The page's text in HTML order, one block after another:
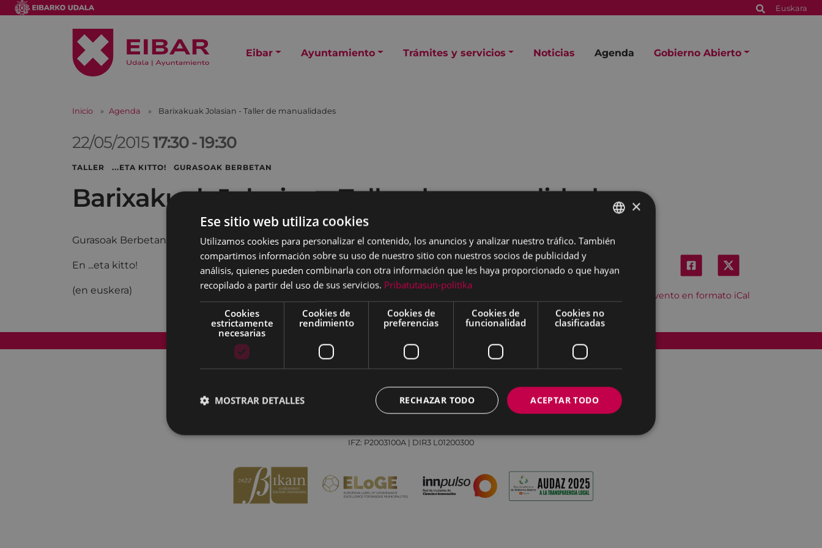
Euskara
Eibar Ayuntamiento Trámites y servicios Noticias Agenda Gobierno Abierto
Inicio Agenda Barixakuak Jolasian - Taller de manualidades
22/05/201517:30-19:30
TALLER ...ETA KITTO! GURASOAK BERBETAN
Barixakuak Jolasian - Taller de manualidades
Descargar el evento en formato iCal
Gurasoak Berbetan ...eta kitto!
En ...eta kitto!
(en euskera)
Todas las redes sociales del Ayuntamiento
IFZ: P2003100A | DIR3 L01200300
BASQUE
×
Ese sitio web utiliza cookies
Utilizamos cookies para personalizar el contenido, los anuncios y analizar nuestro tráfico. También
compartimos información sobre su uso de nuestro sitio con nuestros socios de publicidad y
análisis, quienes pueden combinarla con otra información que les haya proporcionado o que hayan
recopilado a partir del uso de sus servicios. Pribatutasun-politika
Cookies
estrictamente
necesarias
Cookies de
rendimiento
Cookies de
preferencias
Cookies de
funcionalidad
Cookies no
clasificadas
ACEPTAR TODO
RECHAZAR TODO
MOSTRAR DETALLES